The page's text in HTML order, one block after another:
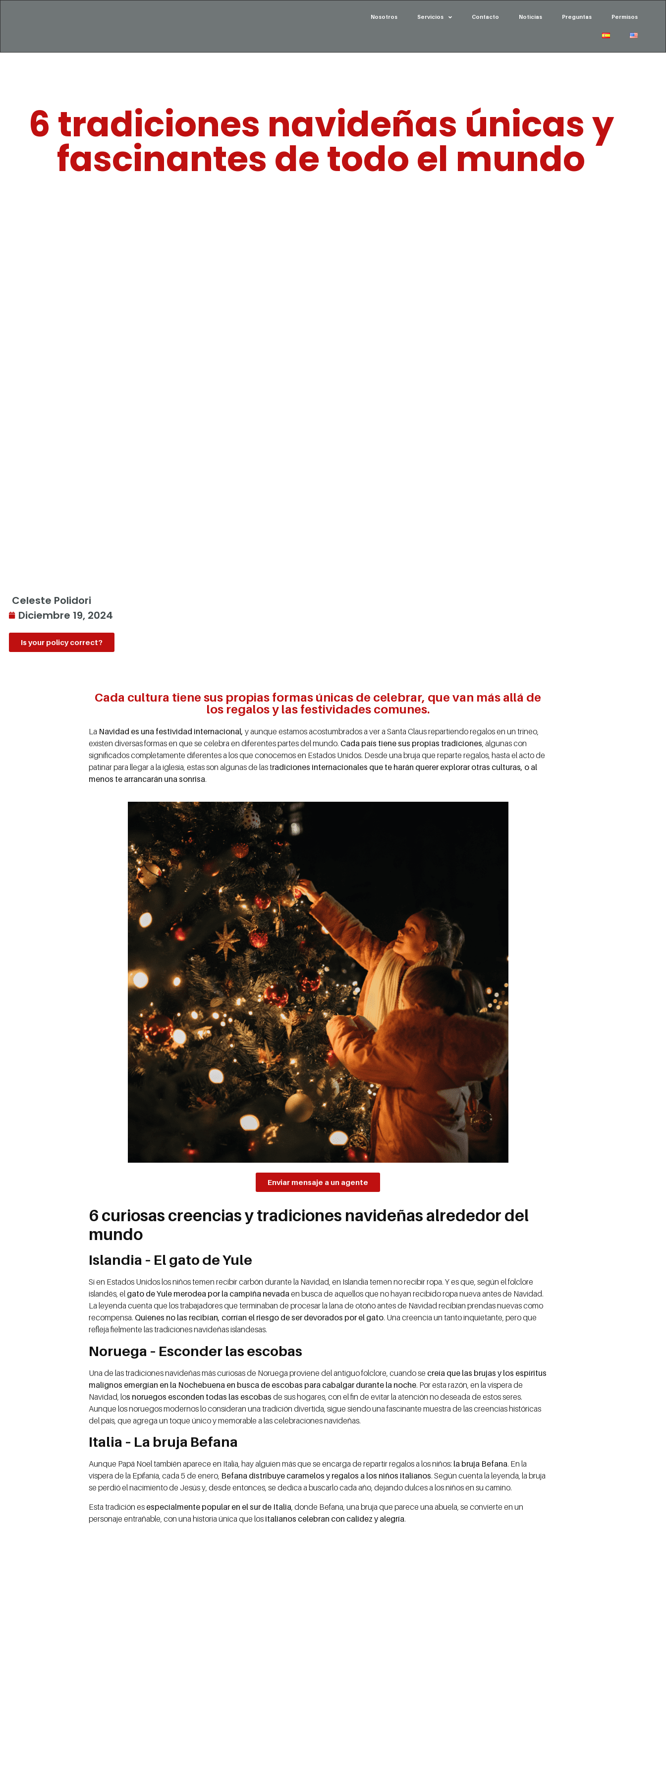
Nosotros Servicios Contacto Noticias Preguntas Permisos
6 tradiciones navideñas únicas y
fascinantes de todo el mundo
Celeste Polidori
Diciembre 19, 2024
Is your policy correct?
Cada cultura tiene sus propias formas únicas de celebrar, que van más allá de
los regalos y las festividades comunes.
La Navidad es una festividad internacional, y aunque estamos acostumbrados a ver a Santa Claus repartiendo regalos en un trineo,
existen diversas formas en que se celebra en diferentes partes del mundo. Cada país tiene sus propias tradiciones, algunas con
significados completamente diferentes a los que conocemos en Estados Unidos. Desde una bruja que reparte regalos, hasta el acto de
patinar para llegar a la iglesia, estas son algunas de las tradiciones internacionales que te harán querer explorar otras culturas, o al
menos te arrancarán una sonrisa.
Enviar mensaje a un agente
6 curiosas creencias y tradiciones navideñas alrededor del
mundo
Islandia – El gato de Yule
Si en Estados Unidos los niños temen recibir carbón durante la Navidad, en Islandia temen no recibir ropa. Y es que, según el folclore
islandés, el gato de Yule merodea por la campiña nevadaen busca de aquellos que no hayan recibido ropa nueva antes de Navidad.
La leyenda cuenta que los trabajadores que terminaban de procesar la lana de otoño antes de Navidad recibían prendas nuevas como
recompensa. Quienes no las recibían, corrían el riesgo de ser devorados por el gato. Una creencia un tanto inquietante, pero que
refleja fielmente las tradiciones navideñas islandesas.
Noruega – Esconder las escobas
Una de las tradiciones navideñas más curiosas de Noruega proviene del antiguo folclore, cuando se creía que las brujas y los espíritus
malignos emergían en la Nochebuena en busca de escobas para cabalgar durante la noche. Por esta razón, en la víspera de
Navidad, los noruegos esconden todas las escobas de sus hogares, con el fin de evitar la atención no deseada de estos seres.
Aunque los noruegos modernos lo consideran una tradición divertida, sigue siendo una fascinante muestra de las creencias históricas
del país, que agrega un toque único y memorable a las celebraciones navideñas.
Italia – La bruja Befana
Aunque Papá Noel también aparece en Italia, hay alguien más que se encarga de repartir regalos a los niños: la bruja Befana. En la
víspera de la Epifanía, cada 5 de enero, Befana distribuye caramelos y regalos a los niños italianos. Según cuenta la leyenda, la bruja
se perdió el nacimiento de Jesús y, desde entonces, se dedica a buscarlo cada año, dejando dulces a los niños en su camino.
Esta tradición es especialmente popular en el sur de Italia , donde Befana, una bruja que parece una abuela, se convierte en un
personaje entrañable, con una historia única que los italianos celebran con calidez y alegría.